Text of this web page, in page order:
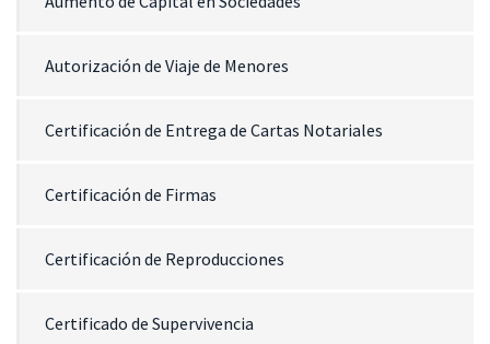
Autorización de Viaje de Menores
Certificación de Entrega de Cartas Notariales
Certificación de Firmas
Certificación de Reproducciones
Certificado de Supervivencia